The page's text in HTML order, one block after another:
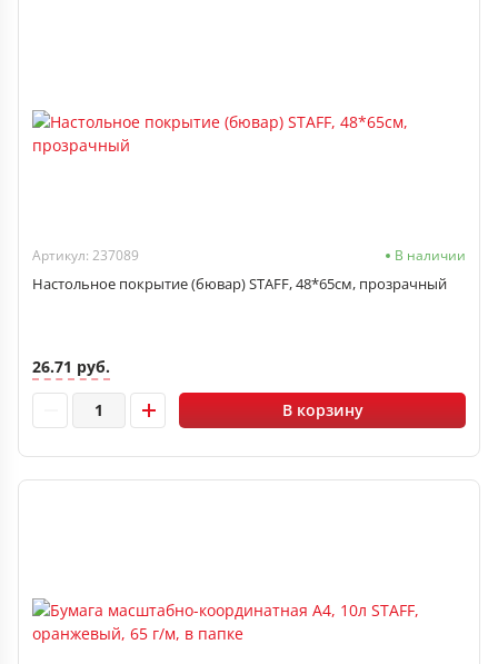
Артикул: 237089 В наличии
Настольное покрытие (бювар) STAFF, 48*65см, прозрачный
26.71 руб.
В корзину